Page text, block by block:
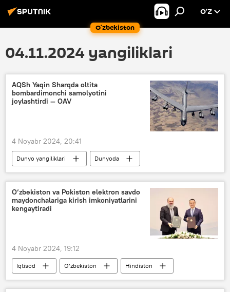
O‘zbekiston
O’Z
04.11.2024 yangiliklari
AQSh Yaqin Sharqda oltita
bombardimonchi samolyotini
joylashtirdi — OAV
4 Noyabr 2024, 20:41
Dunyo yangiliklari
Dunyoda
AQSh
Sharq samolyot
O‘zbekiston va Pokiston elektron savdo
maydonchalariga kirish imkoniyatlarini
kengaytiradi
4 Noyabr 2024, 19:12
Iqtisod O‘zbekiston
Hindiston
savdo